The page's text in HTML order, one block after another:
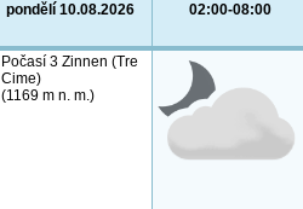
pondělí 10.08.2026 02:00-08:00
Počasí 3 Zinnen (Tre
Cime)
(1169 m n. m.)